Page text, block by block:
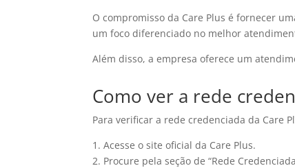
O compromisso da Care Plus é fornecer
um foco diferenciado no melhor
Além disso, a empresa oferece um
Como ver a rede
Para verificar a rede credenciada da Care
1. Acesse o site oficial da Care Plus.
2. Procure pela seção de “Rede